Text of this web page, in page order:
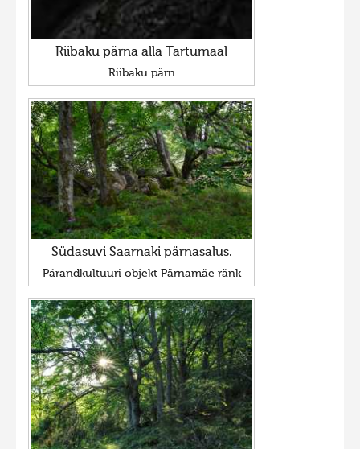
Riibaku pärna alla Tartumaal
Riibaku pärn
Südasuvi Saarnaki pärnasalus.
Pärandkultuuri objekt Pärnamäe ränk